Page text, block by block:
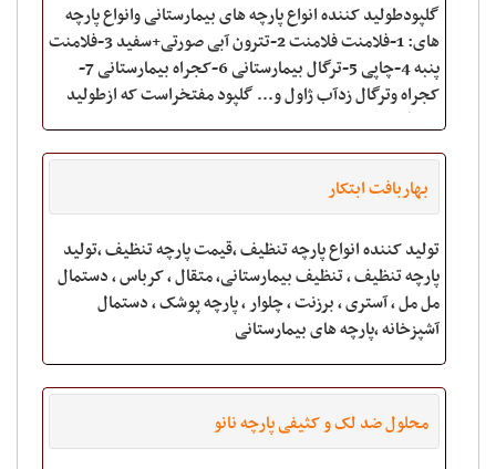
گلپودطولید کننده انواع پارچه های بیمارستانی وانواع پارچه
های: 1-فلامنت فلامنت 2-تترون آبی صورتی+سفید 3-فلامنت
پنبه 4-چاپی 5-ترگال بیمارستانی 6-کجراه بیمارستانی 7-
کجراه وترگال زدآب ژاول و... گلپود مفتخراست که ازطولید
کنندگان عزیز بادریافت عک
بهاربافت ابتکار
تولید کننده انواع پارچه تنظیف ،قیمت پارچه تنظیف ،تولید
پارچه تنظیف ، تنظیف بیمارستانی، متقال ، کرباس ، دستمال
مل مل ، آستری ، برزنت ، چلوار ، پارچه پوشک ، دستمال
آشپزخانه ،پارچه های بیمارستانی
محلول ضد لک و کثیفی پارچه نانو